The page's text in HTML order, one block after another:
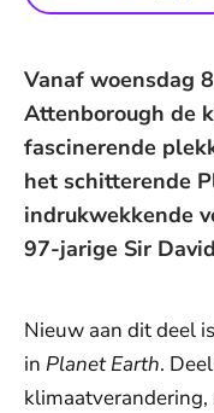
Vanaf woensdag
Attenborough de
fascinerende
het schitterende
indrukwekkende
97-jarige Sir
Nieuw aan dit deel
in Planet Earth.
klimaatverandering,